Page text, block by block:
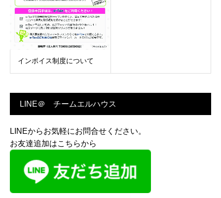
インボイス制度について
LINE＠ チームエルハウス
LINEからお気軽にお問合せください。
お友達追加はこちらから